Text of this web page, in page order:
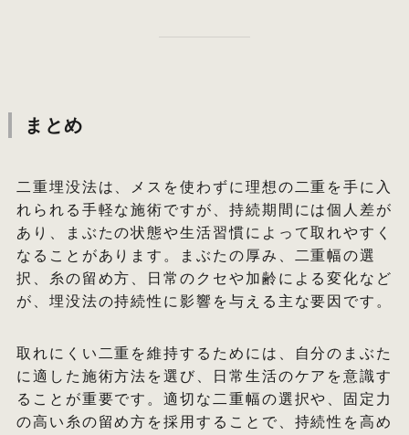
まとめ
二重埋没法は、メスを使わずに理想の二重を手に入
れられる手軽な施術ですが、持続期間には個人差が
あり、まぶたの状態や生活習慣によって取れやすく
なることがあります。まぶたの厚み、二重幅の選
択、糸の留め方、日常のクセや加齢による変化など
が、埋没法の持続性に影響を与える主な要因です。
取れにくい二重を維持するためには、自分のまぶた
に適した施術方法を選び、日常生活のケアを意識す
ることが重要です。適切な二重幅の選択や、固定力
の高い糸の留め方を採用することで、持続性を高め